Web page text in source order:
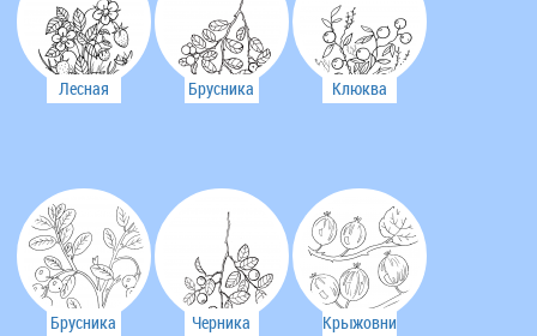
Лесная
Брусника Клюква
Брусника Черника Крыжовник